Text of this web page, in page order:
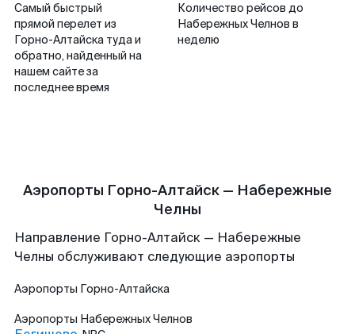
Самый быстрый
прямой перелет из
Горно-Алтайска туда и
обратно, найденный на
нашем сайте за
последнее время
Количество рейсов до
Набережных Челнов в
неделю
Аэропорты Горно-Алтайск — Набережные
Челны
Направление Горно-Алтайск — Набережные
Челны обслуживают следующие аэропорты
Аэропорты Горно-Алтайска
Аэропорты Набережных Челнов